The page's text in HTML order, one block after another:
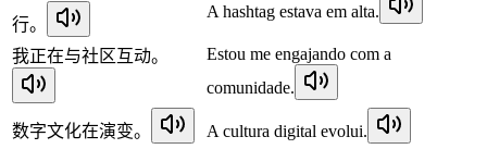
行。
A hashtag estava em alta.
我正在与社区互动。
Estou me engajando com a
comunidade.
数字文化在演变。
A cultura digital evolui.